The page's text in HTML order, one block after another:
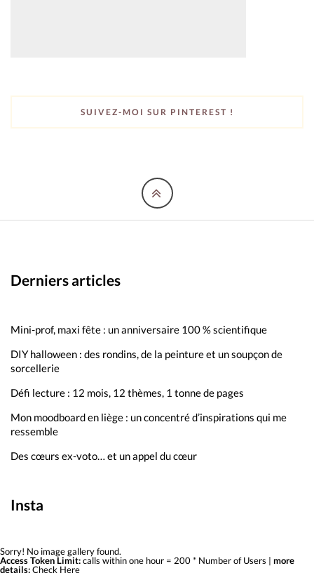
SUIVEZ-MOI SUR PINTEREST !
Derniers articles
Mini-prof, maxi fête : un anniversaire 100 % scientifique
DIY halloween : des rondins, de la peinture et un soupçon de
sorcellerie
Défi lecture : 12 mois, 12 thèmes, 1 tonne de pages
Mon moodboard en liège : un concentré d’inspirations qui me
ressemble
Des cœurs ex-voto… et un appel du cœur
Insta
Sorry! No image gallery found.
Access Token Limit:calls within one hour = 200 * Number of Users | more
details:Check Here